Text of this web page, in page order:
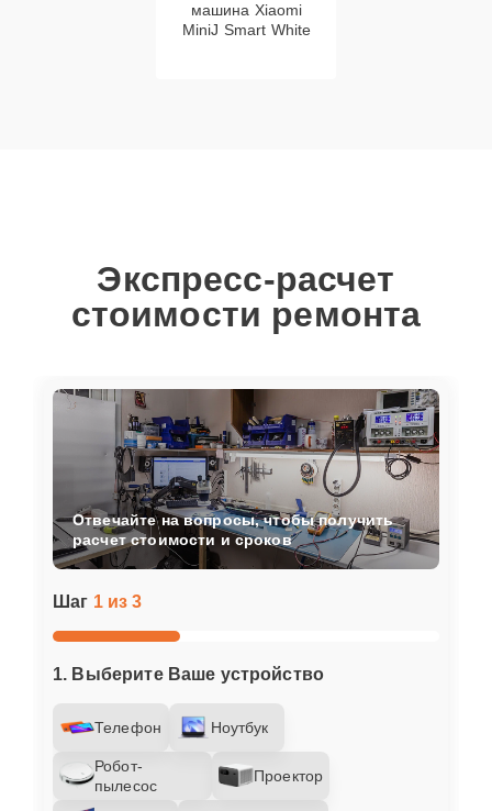
машина Xiaomi
MiniJ Smart White
Экспресс-расчет
стоимости ремонта
Шаг 1 из 3
1. Выберите Ваше устройство
Телефон Ноутбук
Робот-
пылесос
Проектор
Отвечайте на вопросы, чтобы получить
расчет стоимости и сроков